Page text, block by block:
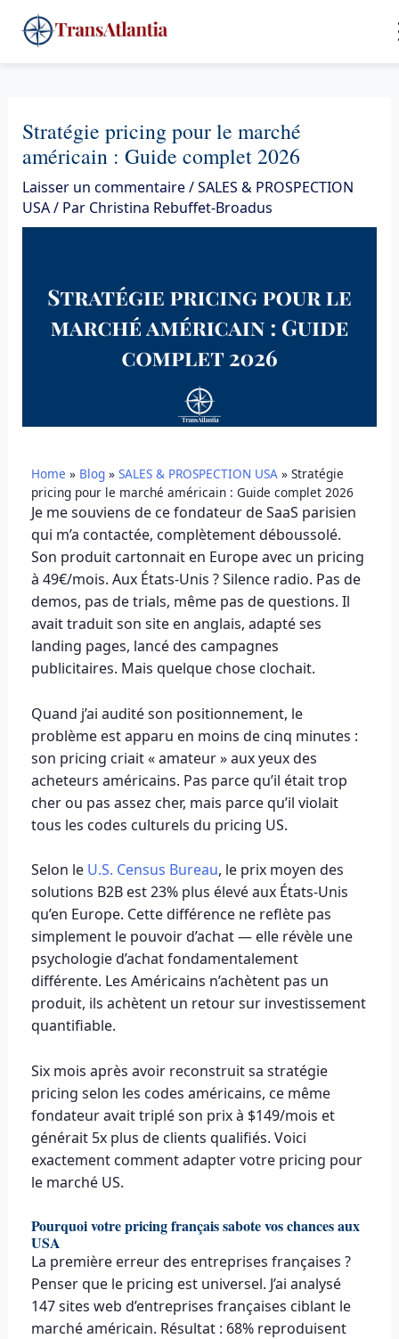
au
contenu
Stratégie pricing pour le marché
américain : Guide complet 2026
Laisser un commentaire/SALES & PROSPECTION
USA/ Par Christina Rebuffet-Broadus
Home » Blog» SALES & PROSPECTION USA» Stratégie
pricing pour le marché américain : Guide complet 2026
Je me souviens de ce fondateur de SaaS parisien
qui m’a contactée, complètement déboussolé.
Son produit cartonnait en Europe avec un pricing
à 49€/mois. Aux États-Unis ? Silence radio. Pas de
demos, pas de trials, même pas de questions. Il
avait traduit son site en anglais, adapté ses
landing pages, lancé des campagnes
publicitaires. Mais quelque chose clochait.
Quand j’ai audité son positionnement, le
problème est apparu en moins de cinq minutes :
son pricing criait « amateur » aux yeux des
acheteurs américains. Pas parce qu’il était trop
cher ou pas assez cher, mais parce qu’il violait
tous les codes culturels du pricing US.
Selon le U.S. Census Bureau, le prix moyen des
solutions B2B est 23% plus élevé aux États-Unis
qu’en Europe. Cette différence ne reflète pas
simplement le pouvoir d’achat — elle révèle une
psychologie d’achat fondamentalement
différente. Les Américains n’achètent pas un
produit, ils achètent un retour sur investissement
quantifiable.
Six mois après avoir reconstruit sa stratégie
pricing selon les codes américains, ce même
fondateur avait triplé son prix à $149/mois et
générait 5x plus de clients qualifiés. Voici
exactement comment adapter votre pricing pour
le marché US.
Pourquoi votre pricing français sabote vos chances aux
USA
La première erreur des entreprises françaises ?
Penser que le pricing est universel. J’ai analysé
147 sites web d’entreprises françaises ciblant le
marché américain. Résultat : 68% reproduisent